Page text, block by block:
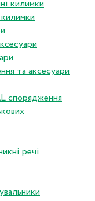
килимки
та аксесуари
спорядження
речі